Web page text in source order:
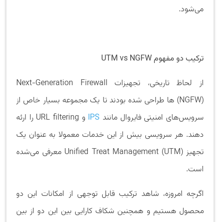
می‌شود.
ترکیب دو مفهوم UTM vs NGFW
از لحاظ تاریخی، تجهیزات Next-Generation Firewall
(NGFW) ها طراحی شده بودند تا یک مجموعه بسیار خاص از
سرویس‌های امنیتی فایروال مانند IPS
و URL filtering را ارئه
دهند. هر سرویسی بیش از این خدمات معمولا به عنوان یک
تجهیز Unified Treat Management (UTM) معرفی می‌شده
است.
اگرچه امروزه، شاهد ترکیب قابل توجهی از امکانات این دو
محصول هستیم و همچنین شکاف کارایی بین این دو از بین